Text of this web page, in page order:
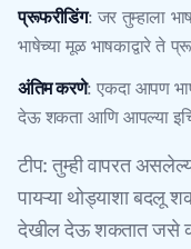
प्रूफरीडिंग: जर तुम्हाला
भाषेच्या मूळ भाषकाद्वारे
अंतिम करणे: एकदा आपण
देऊ शकता आणि आपल्या
टीप: तुम्ही वापरत
पायऱ्या थोड्याशा बदलू
देखील देऊ शकतात जसे की